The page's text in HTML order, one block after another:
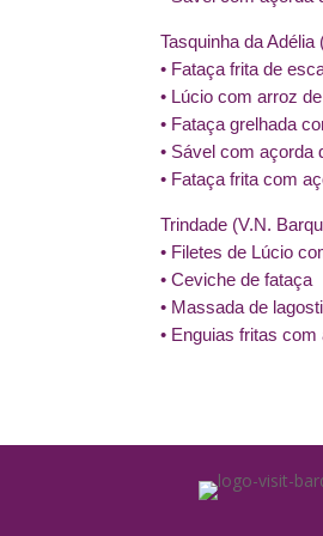
Tasquinha da Adélia
• Fataça frita de
• Lúcio com arroz
• Fataça grelhada
• Sável com açorda
• Fataça frita com
Trindade (V.N.
• Filetes de Lúcio
• Ceviche de fataça
• Massada de
• Enguias fritas